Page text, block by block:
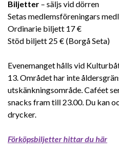
Biljetter – säljs vid dörren
Setas medlemsföreningars
Ordinarie biljett 17 €
Stöd biljett 25 € (Borgå Seta)
Evenemanget hålls vid
13. Området har inte
utskänkningsområde. Caféet
snacks fram till 23.00. Du kan
drycker.
Förköpsbiljetter hittar du här